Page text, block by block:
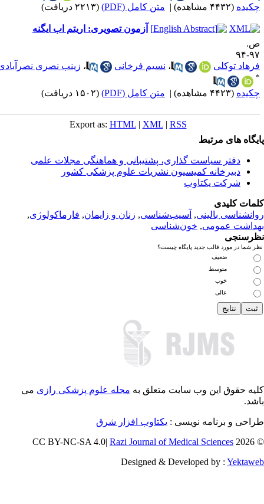
(۴۴۳۲ مشاهده) | متن کامل (PDF) (۲۲۱۳ دریافت)
آزمون تصویری: اریتم اب ایگنه
۹۴
توکلی
،نسیم فرخانی ،زینب نصری نصرآبادی
(۴۴۲۳ مشاهده) | متن کامل (PDF) (۱۵۰۲ دریافت)
Export as:HTML |XML|RSS
های مرتبط
دفتر سیاست گذاری، پشتیبانی و هماهنگی مجلات علمی
دبیرخانه کمیسیون نشریات علوم پزشکی کشور
شرکت یکتاوب
کلیدی
بالینی, آسیب‌شناسی, زنان و زایمان,فارماکولوژی ,
عمومی, خون‌شناسی
شما در مورد قالب جدید پایگاه چیست؟
ضعیف
متوسط
خوب
عالی
حقوق این وب سایت متعلق بهمجله علوم پزشکی رازی می
و برنامه نویسی : یکتاوب افزار شرق
©
Razi Journal of Medical Sciences
Designed & Developed by :